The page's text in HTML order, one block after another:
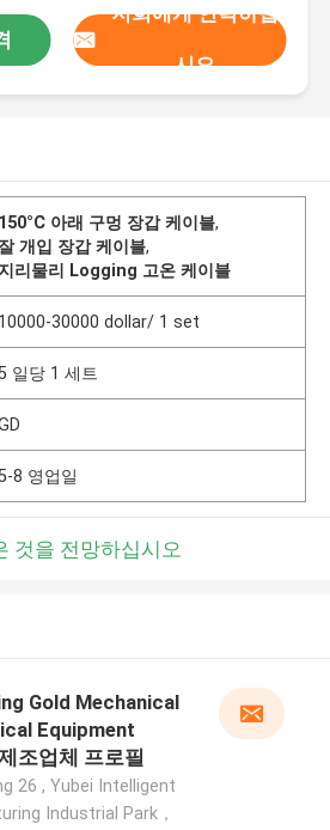
저희에게 연락하십
시오
150°C 아래 구멍 장갑 케이블,
잘 개입 장갑 케이블,
지리물리 Logging 고온 케이블
10000-30000 dollar/ 1 set
일당 1 세트
8 영업일
것을 전망하십시오
Gold Mechanical
Equipment
조업체 프로필
26 , Yubei Intelligent
Industrial Park，